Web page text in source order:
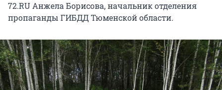
72.RU Анжела Борисова, начальник отделения
пропаганды ГИБДД Тюменской области.